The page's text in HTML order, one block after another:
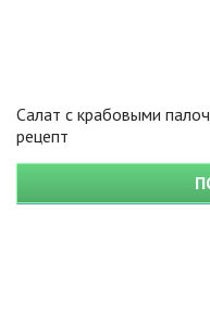
Салат с крабовыми
рецепт